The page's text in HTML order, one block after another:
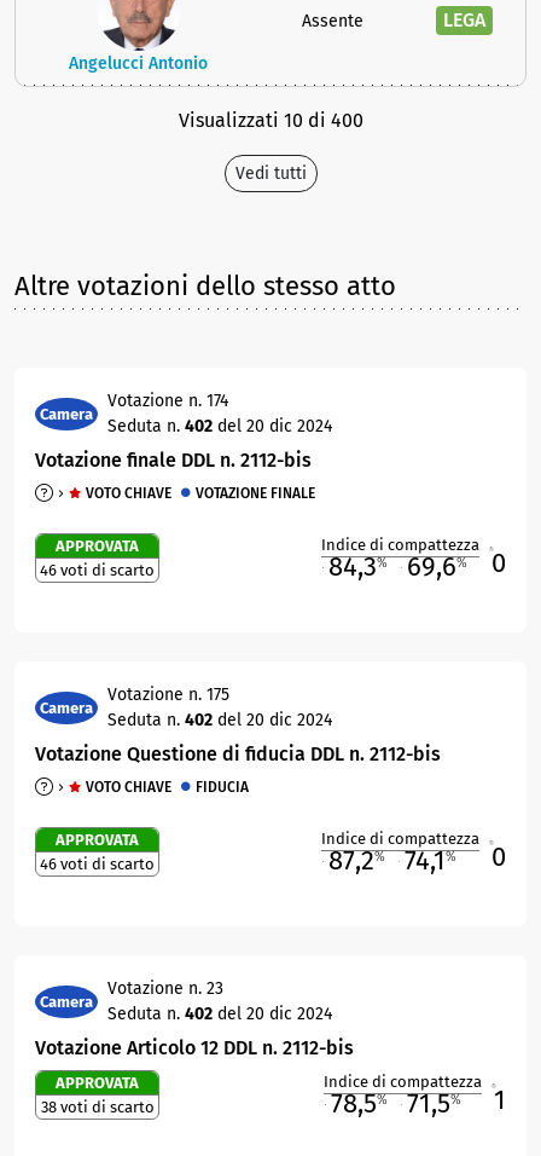
Angelucci Antonio
Assente LEGA
Visualizzati 10 di 400
Vedi tutti
Altre votazioni dello stesso atto
Camera
Votazione n. 174
Seduta n. 402 del 20 dic 2024
Votazione finale DDL n. 2112-bis
VOTO CHIAVE VOTAZIONE FINALE
APPROVATA
46 voti di scarto
Indice di compattezza
84,3% 69,6% 0
Camera
Votazione n. 175
Seduta n. 402 del 20 dic 2024
Votazione Questione di fiducia DDL n. 2112-bis
VOTO CHIAVE FIDUCIA
APPROVATA
46 voti di scarto
Indice di compattezza
87,2% 74,1% 0
Camera
Votazione n. 23
Seduta n. 402 del 20 dic 2024
Votazione Articolo 12 DDL n. 2112-bis
APPROVATA
38 voti di scarto
Indice di compattezza
78,5% 71,5% 1